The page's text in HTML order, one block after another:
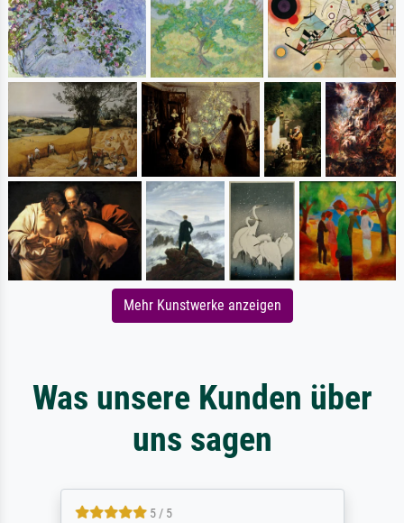
Mehr Kunstwerke anzeigen
Was unsere Kunden über
uns sagen
5 / 5